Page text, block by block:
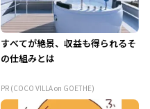
すべてが絶景、収益も得られるそ
の仕組みとは
PR (COCO VILLA on GOETHE)